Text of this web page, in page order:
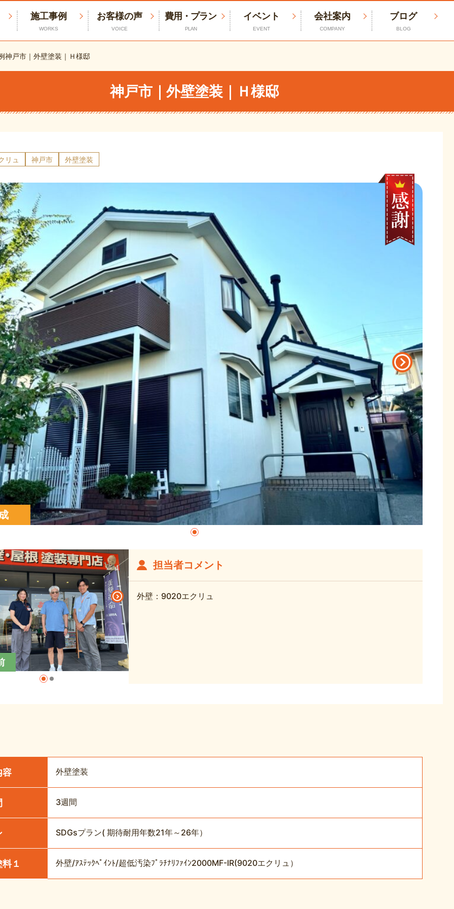
施工事例
WORKS
お客様の声
VOICE
費用・プラン
PLAN
イベント
EVENT
会社案内
COMPANY
ブログ
BLOG
神戸市｜外壁塗装｜Ｈ様邸
神戸市｜外壁塗装｜Ｈ様邸
リュ 神戸市 外壁塗装
担当者コメント
外壁：9020エクリュ
容 外壁塗装
3週間
SDGsプラン( 期待耐用年数21年～26年）
１ 外壁/ｱｽﾃｯｸﾍﾟｲﾝﾄ/超低汚染ﾌﾟﾗﾁﾅﾘﾌｧｲﾝ2000MF-IR(9020エクリュ）